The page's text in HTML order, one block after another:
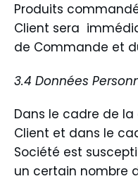
Produits
Client sera
de Commande et
3.4 Données
Dans le cadre de
Client et dans le
Société est
un certain nombre